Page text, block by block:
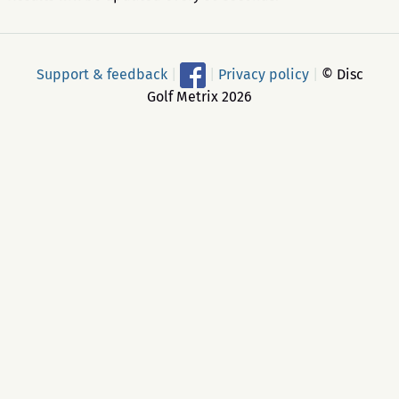
Support & feedback Privacy policy
© Disc
Golf Metrix 2026